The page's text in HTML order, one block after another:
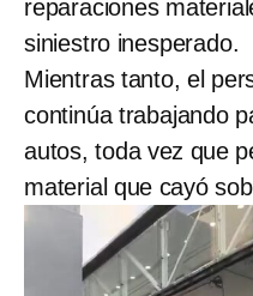
reparaciones
siniestro inesperado.
Mientras tanto, el
continúa trabajando
autos, toda vez que
material que cayó